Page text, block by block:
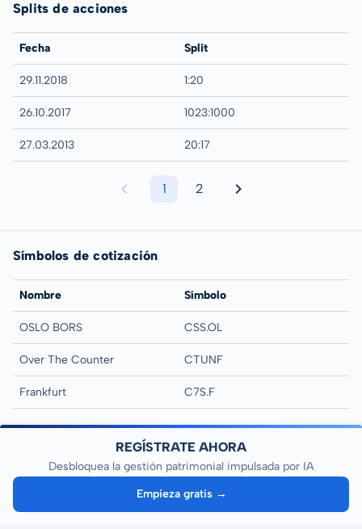
Splits de acciones
Fecha Split
29.11.2018 1:20
26.10.2017 1023:1000
27.03.2013 20:17
1 2
Símbolos de cotización
Nombre Símbolo
OSLO BORS CSS.OL
Over The Counter CTUNF
Frankfurt C7S.F
REGÍSTRATE AHORA
Desbloquea la gestión patrimonial impulsada por IA
Empieza gratis →